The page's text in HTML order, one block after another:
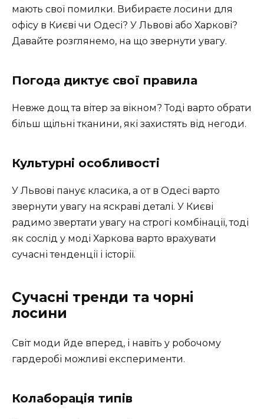
мають свої помилки. Вибираєте лосини для
офісу в Києві чи Одесі? У Львові або Харкові?
Давайте розглянемо, на що звернути увагу.
Погода диктує свої правила
Невже дощ та вітер за вікном? Тоді варто обрати
більш щільні тканини, які захистять від негоди.
Культурні особливості
У Львові панує класика, а от в Одесі варто
звернути увагу на яскраві деталі. У Києві
радимо звертати увагу на строгі комбінації, тоді
як сослід у моді Харкова варто врахувати
сучасні тенденції і історії.
Сучасні тренди та чорні
лосини
Світ моди йде вперед, і навіть у робочому
гардеробі можливі експерименти.
Колаборація типів